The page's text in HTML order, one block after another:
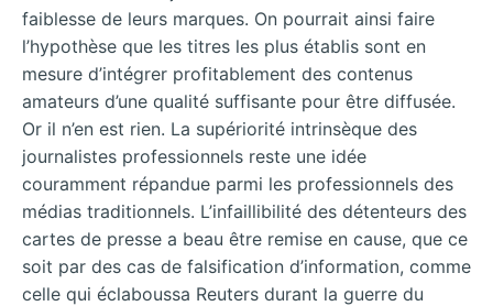
faiblesse de leurs marques. On pourrait ainsi faire
l’hypothèse que les titres les plus établis sont en
mesure d’intégrer profitablement des contenus
amateurs d’une qualité suffisante pour être diffusée.
Or il n’en est rien. La supériorité intrinsèque des
journalistes professionnels reste une idée
couramment répandue parmi les professionnels des
médias traditionnels. L’infaillibilité des détenteurs des
cartes de presse a beau être remise en cause, que ce
soit par des cas de falsification d’information, comme
celle qui éclaboussa Reuters durant la guerre du